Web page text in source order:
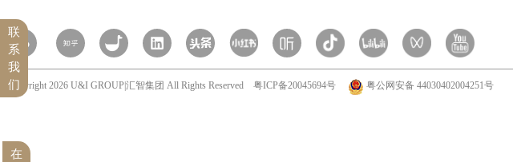
Copyright 2026 U&I GROUP|汇智集团 All Rights Reserved 粤ICP备20045694号 粤公网安备 44030402004251号
联
系
我
们
在